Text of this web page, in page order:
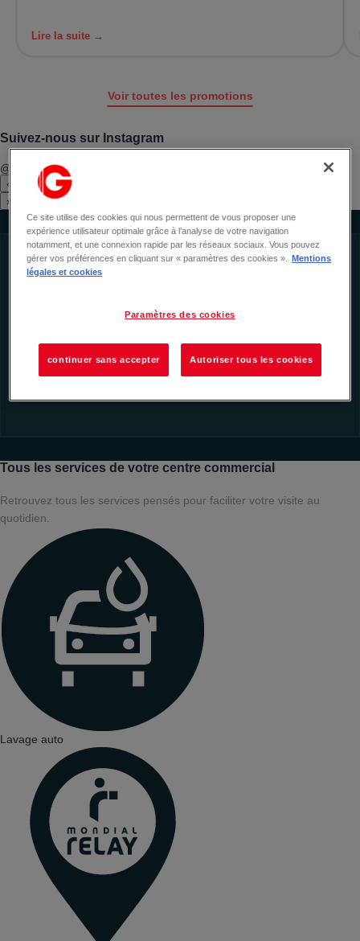
Lire la suite →
Voir toutes les promotions
Suivez-nous sur Instagram
@la_galerie_espaces_fenouillet
‹
›
Tous les services de votre centre commercial
Retrouvez tous les services pensés pour faciliter votre visite au
quotidien.
Lavage auto
Ce site utilise des cookies qui nous permettent de vous proposer une
expérience utilisateur optimale grâce à l’analyse de votre navigation
notamment, et une connexion rapide par les réseaux sociaux. Vous pouvez
gérer vos préférences en cliquant sur « paramètres des cookies ».
Mentions
légales et cookies
Paramètres des cookies
continuer sans accepter Autoriser tous les cookies